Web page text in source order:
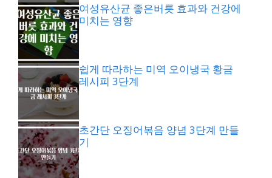
여성유산균 좋은버릇 효과와 건강에
미치는 영향
쉽게 따라하는 미역 오이냉국 황금
레시피 3단계
초간단 오징어볶음 양념 3단계 만들
기